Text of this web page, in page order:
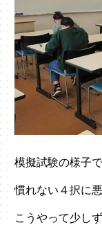
模擬試験の様子で
慣れない４択に悪
こうやって少し